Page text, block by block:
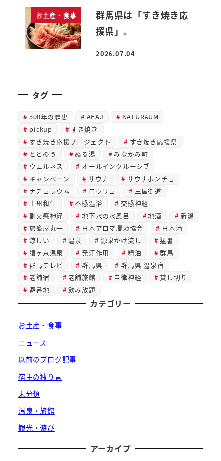
お土産・食事
群馬県は「すき焼き応
援県」。
投稿日
2026.07.04
タグ
300年の歴史 AEAJ
NATURAUM
pickup
すき焼き
すき焼き応援プロジェクト
すき焼き応援県
ととのう
ぬる湯
みなかみ町
ウエルネス
オールインクルーシブ
キャンペーン
サウナ
サウナポンチョ
ナチュラウム
ロウリュ
三国街道
上州和牛
不感温浴
交感神経
副交感神経
地下水の水風呂 地酒
新潟
旅籠屋丸一
日本アロマ環境協会
日本酒
涼しい
温泉 源泉かけ流し
猛暑
猿ヶ京温泉
発汗作用 精油
群馬
群馬テレビ
群馬県
群馬県 温泉宿
老舗宿
老舗旅館 自律神経
貸し切り
避暑地
飲み放題
カテゴリー
お土産・食事
ニュース
以前のブログ記事
宿主の独り言
未分類
温泉・旅館
観光・遊び
アーカイブ